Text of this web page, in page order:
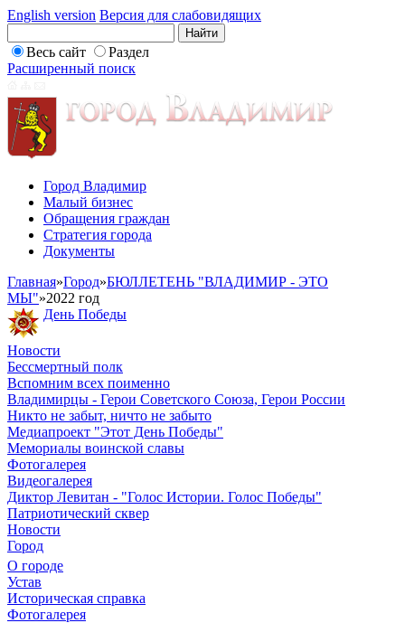
English version Версия для слабовидящих
Весь сайт
Раздел
Расширенный поиск
Город Владимир
Малый бизнес
Обращения граждан
Стратегия города
Документы
Главная»Город»БЮЛЛЕТЕНЬ "ВЛАДИМИР - ЭТО
МЫ"»2022 год
День Победы
Новости
Бессмертный полк
Вспомним всех поименно
Владимирцы - Герои Советского Союза, Герои России
Никто не забыт, ничто не забыто
Медиапроект "Этот День Победы"
Мемориалы воинской славы
Фотогалерея
Видеогалерея
Диктор Левитан - "Голос Истории. Голос Победы"
Патриотический сквер
Новости
Город
О городе
Устав
Историческая справка
Фотогалерея